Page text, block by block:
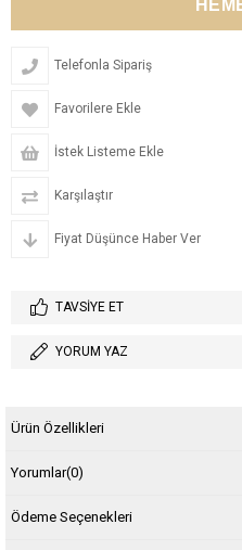
Telefonla Sipariş
Favorilere Ekle
İstek Listeme Ekle
Karşılaştır
Fiyat Düşünce Haber Ver
TAVSIYE ET
YORUM YAZ
Ürün Özellikleri
Yorumlar(0)
Ödeme Seçenekleri